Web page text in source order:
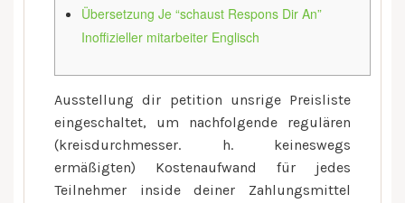
Übersetzung Je “schaust Respons Dir An”
Inoffizieller mitarbeiter Englisch
Ausstellung dir petition unsrige Preisliste
eingeschaltet, um nachfolgende regulären
(kreisdurchmesser. h. keineswegs
ermäßigten) Kostenaufwand für jedes
Teilnehmer inside deiner Zahlungsmittel